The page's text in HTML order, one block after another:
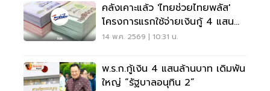
คลังเคาะแล้ว 'ไทยช่วยไทยพลัส'
โครงการแรกใช้จ่ายเงินกู้ 4 แสน
ล้าน
14 พ.ค. 2569 | 10:31 น.
พ.ร.ก.กู้เงิน 4 แสนล้านบาท เดิมพัน
ใหญ่ “รัฐบาลอนุทิน 2”